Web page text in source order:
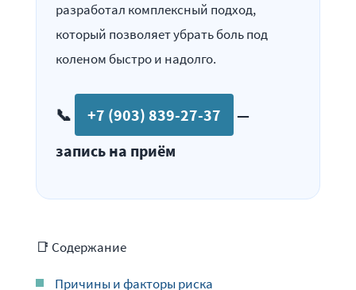
разработал комплексный подход,
который позволяет убрать боль под
коленом быстро и надолго.
📞 +7 (903) 839-27-37
—
запись на приём
📑 Содержание
Причины и факторы риска